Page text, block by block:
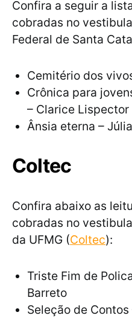
Confira a seguir a
cobradas no
Federal de Santa
Cemitério dos
Crônica para
– Clarice Lispector
Ânsia eterna –
Coltec
Confira abaixo as
cobradas no
da UFMG (Coltec):
Triste Fim de
Barreto
Seleção de